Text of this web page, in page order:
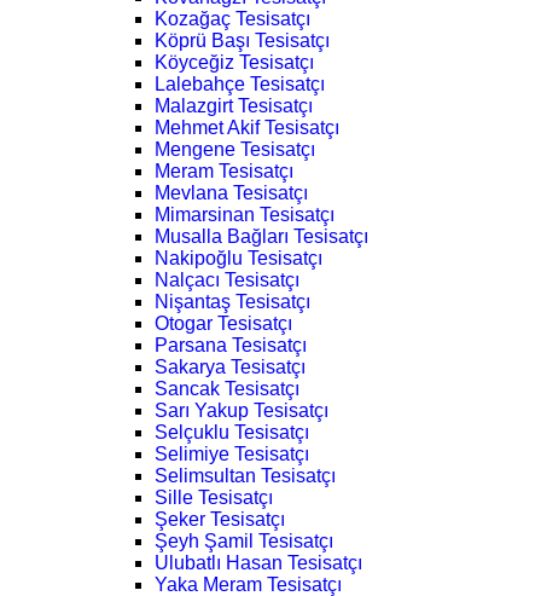
Kozağaç Tesisatçı
Köprü Başı Tesisatçı
Köyceğiz Tesisatçı
Lalebahçe Tesisatçı
Malazgirt Tesisatçı
Mehmet Akif Tesisatçı
Mengene Tesisatçı
Meram Tesisatçı
Mevlana Tesisatçı
Mimarsinan Tesisatçı
Musalla Bağları Tesisatçı
Nakipoğlu Tesisatçı
Nalçacı Tesisatçı
Nişantaş Tesisatçı
Otogar Tesisatçı
Parsana Tesisatçı
Sakarya Tesisatçı
Sancak Tesisatçı
Sarı Yakup Tesisatçı
Selçuklu Tesisatçı
Selimiye Tesisatçı
Selimsultan Tesisatçı
Sille Tesisatçı
Şeker Tesisatçı
Şeyh Şamil Tesisatçı
Ulubatlı Hasan Tesisatçı
Yaka Meram Tesisatçı